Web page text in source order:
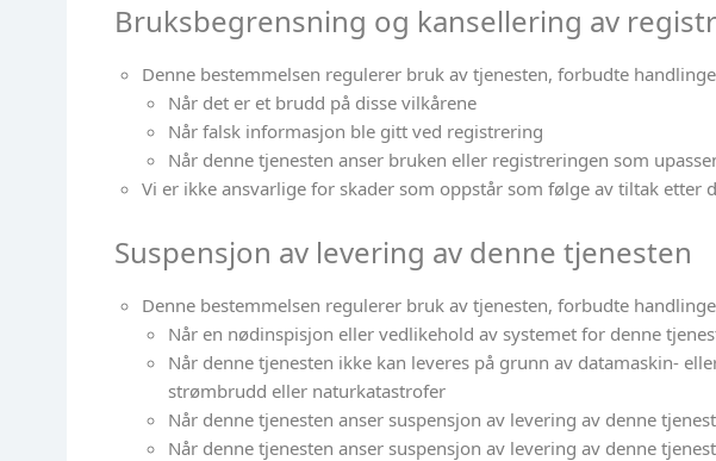
Bruksbegrensning og kansellering av
Denne bestemmelsen regulerer bruk av tjenesten, forbudte
Når det er et brudd på disse vilkårene
Når falsk informasjon ble gitt ved registrering
Når denne tjenesten anser bruken eller registreringen som
Vi er ikke ansvarlige for skader som oppstår som følge av tiltak etter
Suspensjon av levering av denne tjenesten
Denne bestemmelsen regulerer bruk av tjenesten, forbudte
Når en nødinspisjon eller vedlikehold av systemet for denne
Når denne tjenesten ikke kan leveres på grunn av datamaskin-
strømbrudd eller naturkatastrofer
Når denne tjenesten anser suspensjon av levering av denne
Når denne tjenesten anser suspensjon av levering av denne